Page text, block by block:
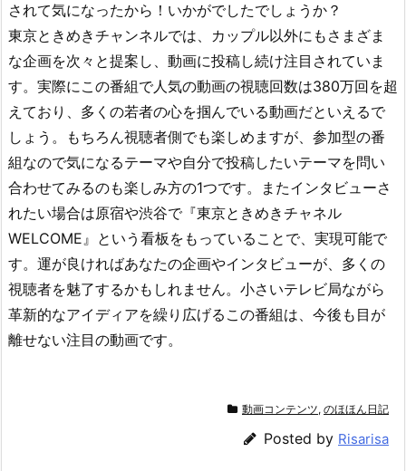
されて気になったから！いかがでしたでしょうか？
東京ときめきチャンネルでは、カップル以外にもさまざま
な企画を次々と提案し、動画に投稿し続け注目されていま
す。実際にこの番組で人気の動画の視聴回数は380万回を超
えており、多くの若者の心を掴んでいる動画だといえるで
しょう。もちろん視聴者側でも楽しめますが、参加型の番
組なので気になるテーマや自分で投稿したいテーマを問い
合わせてみるのも楽しみ方の1つです。またインタビューさ
れたい場合は原宿や渋谷で『東京ときめきチャネル
WELCOME』という看板をもっていることで、実現可能で
す。運が良ければあなたの企画やインタビューが、多くの
視聴者を魅了するかもしれません。小さいテレビ局ながら
革新的なアイディアを繰り広げるこの番組は、今後も目が
離せない注目の動画です。
動画コンテンツ, のほほん日記
Posted by Risarisa